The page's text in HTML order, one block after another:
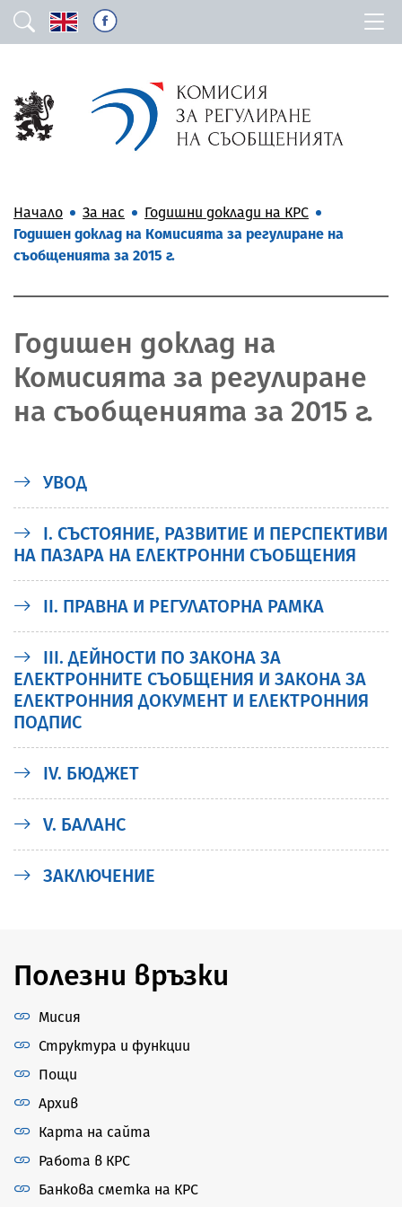
Начало За нас
Годишни доклади на КРС
Годишен доклад на Комисията за регулиране на
съобщенията за 2015 г.
Годишен доклад на
Комисията за регулиране
на съобщенията за 2015 г.
УВОД
I. СЪСТОЯНИЕ, РАЗВИТИЕ И ПЕРСПЕКТИВИ
НА ПАЗАРА НА ЕЛЕКТРОННИ СЪОБЩЕНИЯ
II. ПРАВНА И РЕГУЛАТОРНА РАМКА
III. ДЕЙНОСТИ ПО ЗАКОНА ЗА
ЕЛЕКТРОННИТЕ СЪОБЩЕНИЯ И ЗАКОНА ЗА
ЕЛЕКТРОННИЯ ДОКУМЕНТ И ЕЛЕКТРОННИЯ
ПОДПИС
IV. БЮДЖЕТ
V. БАЛАНС
ЗАКЛЮЧЕНИЕ
Полезни връзки
Мисия
Структура и функции
Пощи
Архив
Карта на сайта
Работа в КРС
Банкова сметка на КРС